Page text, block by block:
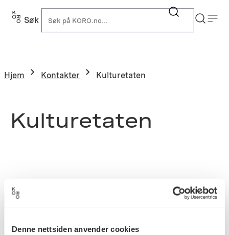
Denne nettsiden anvender cookies
Søk
Hjem Kontakter Kulturetaten
Kulturetaten